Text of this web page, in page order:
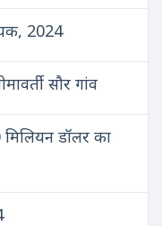
2024
सौर गांव
डॉलर का